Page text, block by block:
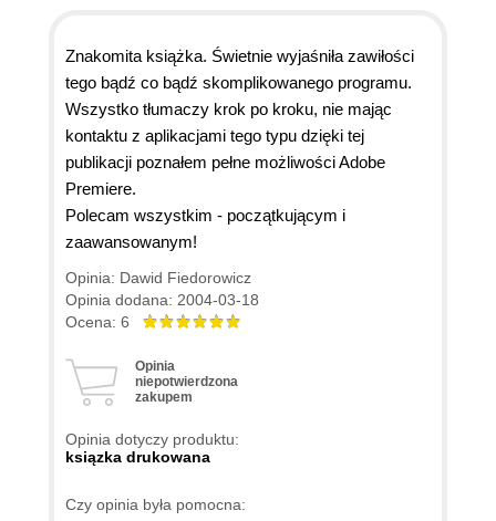
Znakomita książka. Świetnie wyjaśniła zawiłości
tego bądź co bądź skomplikowanego programu.
Wszystko tłumaczy krok po kroku, nie mając
kontaktu z aplikacjami tego typu dzięki tej
publikacji poznałem pełne możliwości Adobe
Premiere.
Polecam wszystkim - początkującym i
zaawansowanym!
Opinia: Dawid Fiedorowicz
Opinia dodana: 2004-03-18
Ocena: 6
Opinia
niepotwierdzona
zakupem
Opinia dotyczy produktu:
ksiązka drukowana
Czy opinia była pomocna: